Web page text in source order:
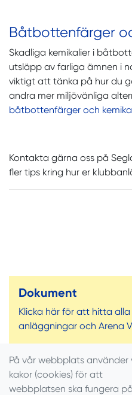
Båtbottenfärger
Skadliga kemikalier i
utsläpp av farliga ämnen i
viktigt att tänka på hur du
andra mer miljövänliga
båtbottenfärger och
Kontakta gärna oss på
fler tips kring hur er
Dokument
Klicka här för att hitta
anläggningar och Arena
På vår webbplats använder
kakor (cookies) för att
webbplatsen ska fungera